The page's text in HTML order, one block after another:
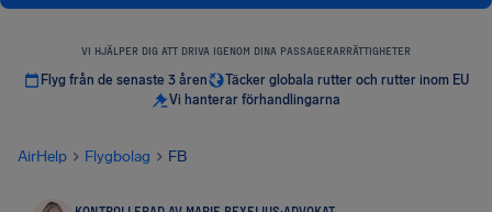
VI HJÄLPER DIG ATT DRIVA IGENOM DINA PASSAGERARRÄTTIGHETER
Flyg från de senaste 3 åren
Täcker globala rutter och rutter inom EU
Vi hanterar förhandlingarna
AirHelp Flygbolag FB